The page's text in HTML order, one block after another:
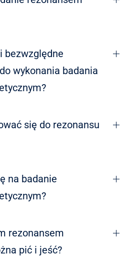
bezwzględne
wykonania badania
się do rezonansu
na badanie
rezonansem
pić i jeść?